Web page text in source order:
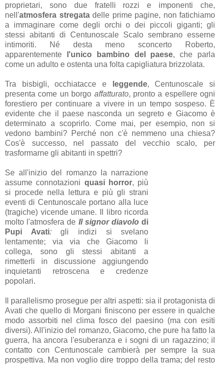
proprietari, sono due fratelli rozzi e imponenti che,
nell'atmosfera stregatadelle prime pagine, non fatichiamo
a immaginare come degli orchi o dei piccoli giganti; gli
stessi abitanti di Centunoscale Scalo sembrano esserne
intimoriti. Né desta meno sconcerto Roberto,
apparentemente
l'unico bambino del paese, che parla
come un adulto e ostenta una folta capigliatura brizzolata.
Tra bisbigli, occhiatacce e leggende, Centunoscale si
presenta come un borgo affatturato, pronto a espellere ogni
forestiero per continuare a vivere in un tempo sospeso. È
evidente che il paese nasconda un segreto e Giacomo è
determinato a scoprirlo. Come mai, per esempio, non si
vedono bambini? Perché non c'è nemmeno una chiesa?
Cos'è successo, nel passato del vecchio scalo, per
trasformarne gli abitanti in spettri?
Se all'inizio del romanzo la narrazione
assume connotazioni quasi horror, più
si procede nella lettura e più gli strani
eventi di Centunoscale portano alla luce
(tragiche) vicende umane. Il libro ricorda
molto l'atmosfera de Il signor diavolodi
Pupi Avati:gli indizi si svelano
lentamente; via via che Giacomo li
collega, sono gli stessi abitanti a
rimetterli in discussione aggiungendo
inquietanti retroscena e credenze
popolari.
Il parallelismo prosegue per altri aspetti: sia il protagonista di
Avati che quello di Morgani finiscono per essere in qualche
modo assorbiti nel clima fosco del paesino (ma con esiti
diversi). All'inizio del romanzo, Giacomo, che pure ha fatto la
guerra, ha ancora l'esuberanza e i sogni di un ragazzino; il
contatto con Centunoscale cambierà per sempre la sua
prospettiva. Ma non voglio dire troppo della trama; del resto